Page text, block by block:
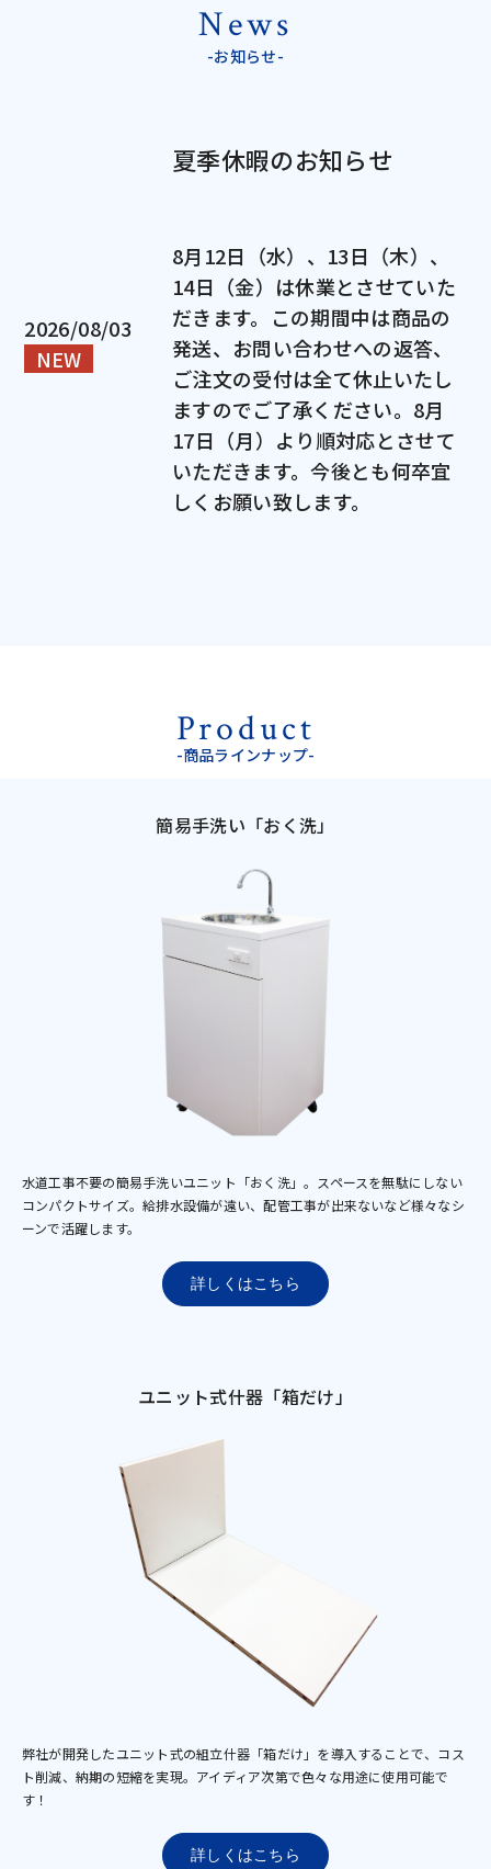
News
-お知らせ-
2026/08/03
NEW
夏季休暇のお知らせ
8月12日（水）、13日（木）、
14日（金）は休業とさせていた
だきます。この期間中は商品の
発送、お問い合わせへの返答、
ご注文の受付は全て休止いたし
ますのでご了承ください。8月
17日（月）より順対応とさせて
いただきます。今後とも何卒宜
しくお願い致します。
Product
-商品ラインナップ-
簡易手洗い「おく洗」
水道工事不要の簡易手洗いユニット「おく洗」。スペースを無駄にしない
コンパクトサイズ。給排水設備が遠い、配管工事が出来ないなど様々なシ
ーンで活躍します。
詳しくはこちら
ユニット式什器「箱だけ」
弊社が開発したユニット式の組立什器「箱だけ」を導入することで、コス
ト削減、納期の短縮を実現。アイディア次第で色々な用途に使用可能で
す！
詳しくはこちら